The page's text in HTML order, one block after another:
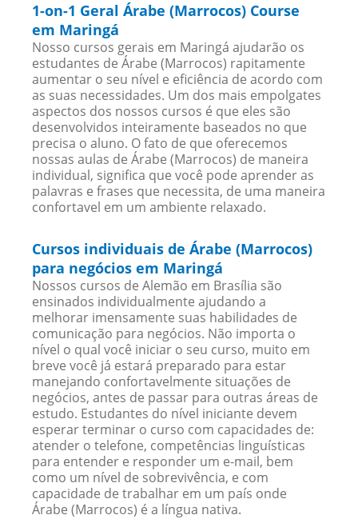
1-on-1 Geral Árabe (Marrocos) Course
em Maringá
Nosso cursos gerais em Maringá ajudarão os
estudantes de Árabe (Marrocos) rapitamente
aumentar o seu nível e eficiência de acordo com
as suas necessidades. Um dos mais empolgates
aspectos dos nossos cursos é que eles são
desenvolvidos inteiramente baseados no que
precisa o aluno. O fato de que oferecemos
nossas aulas de Árabe (Marrocos) de maneira
individual, significa que você pode aprender as
palavras e frases que necessita, de uma maneira
confortavel em um ambiente relaxado.
Cursos individuais de Árabe (Marrocos)
para negócios em Maringá
Nossos cursos de Alemão em Brasília são
ensinados individualmente ajudando a
melhorar imensamente suas habilidades de
comunicação para negócios. Não importa o
nível o qual você iniciar o seu curso, muito em
breve você já estará preparado para estar
manejando confortavelmente situações de
negócios, antes de passar para outras áreas de
estudo. Estudantes do nível iniciante devem
esperar terminar o curso com capacidades de:
atender o telefone, competências linguísticas
para entender e responder um e-mail, bem
como um nível de sobrevivência, e com
capacidade de trabalhar em um país onde
Árabe (Marrocos) é a língua nativa.